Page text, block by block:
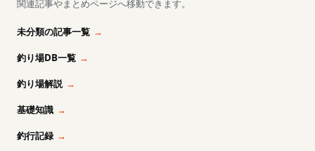
関連記事やまとめページへ移動できます。
未分類の記事一覧
釣り場DB一覧
釣り場解説
基礎知識
釣行記録